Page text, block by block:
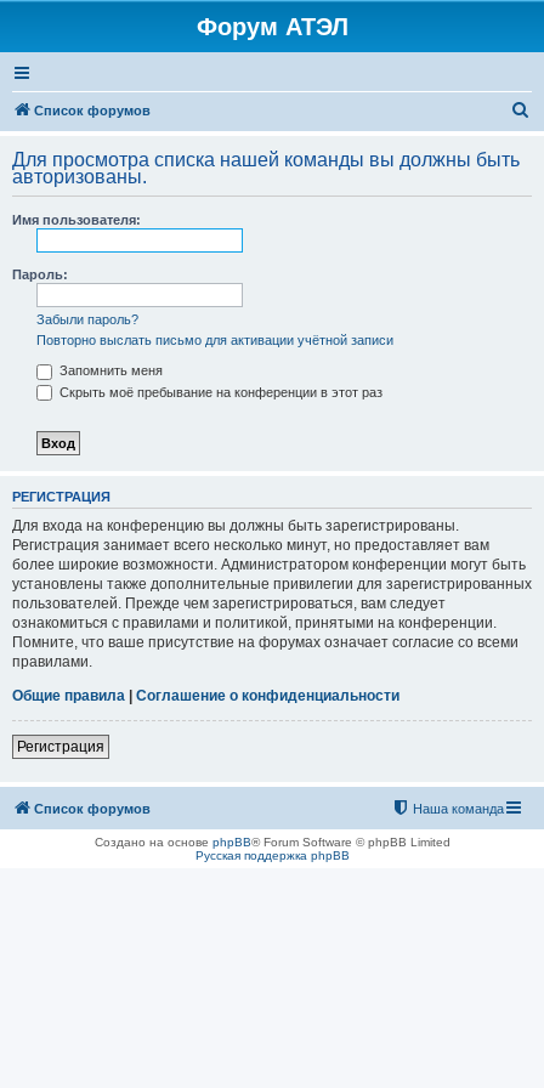
Форум АТЭЛ
Список форумов
с
Для просмотра списка нашей команды вы должны быть
авторизованы.
Имя пользователя:
Пароль:
Забыли пароль?
Повторно выслать письмо для активации учётной записи
Запомнить меня
Скрыть моё пребывание на конференции в этот раз
РЕГИСТРАЦИЯ
Для входа на конференцию вы должны быть зарегистрированы.
Регистрация занимает всего несколько минут, но предоставляет вам
более широкие возможности. Администратором конференции могут быть
установлены также дополнительные привилегии для зарегистрированных
пользователей. Прежде чем зарегистрироваться, вам следует
ознакомиться с правилами и политикой, принятыми на конференции.
Помните, что ваше присутствие на форумах означает согласие со всеми
правилами.
Общие правила | Соглашение о конфиденциальности
Регистрация
Список форумов Наша команда
Создано на основе phpBB® Forum Software © phpBB Limited
Русская поддержка phpBB